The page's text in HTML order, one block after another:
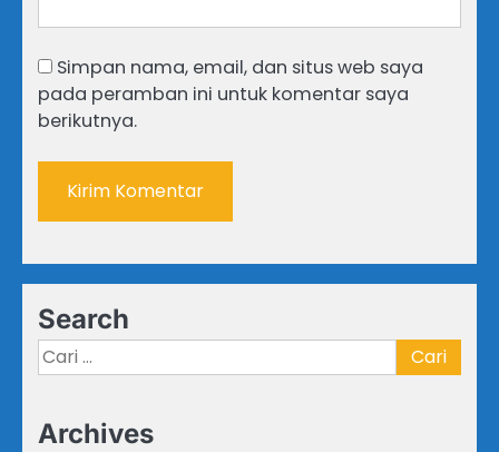
Simpan nama, email, dan situs web saya
pada peramban ini untuk komentar saya
berikutnya.
Search
Cari
untuk:
Archives